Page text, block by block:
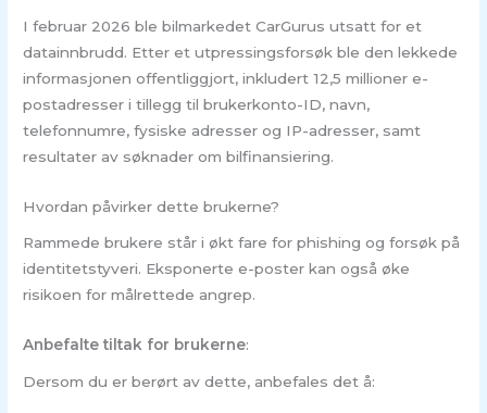
I februar 2026 ble bilmarkedet CarGurus utsatt for et
datainnbrudd. Etter et utpressingsforsøk ble den lekkede
informasjonen offentliggjort, inkludert 12,5 millioner e-
postadresser i tillegg til brukerkonto-ID, navn,
telefonnumre, fysiske adresser og IP-adresser, samt
resultater av søknader om bilfinansiering.
Hvordan påvirker dette brukerne?
Rammede brukere står i økt fare for phishing og forsøk på
identitetstyveri. Eksponerte e-poster kan også øke
risikoen for målrettede angrep.
Anbefalte tiltak for brukerne:
Dersom du er berørt av dette, anbefales det å: